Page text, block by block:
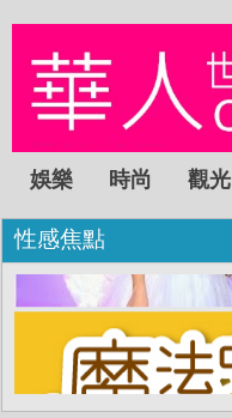
娛樂 時尚 觀光
性感焦點